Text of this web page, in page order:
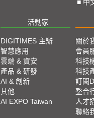
■ 中
活動家
DIGITIMES 主辦
智慧應用
雲端 & 資安
產品 & 研發
AI & 創新
其他
AI EXPO Taiwan
關於
會員
科技
科技
訂閱
整合
人才
聯絡